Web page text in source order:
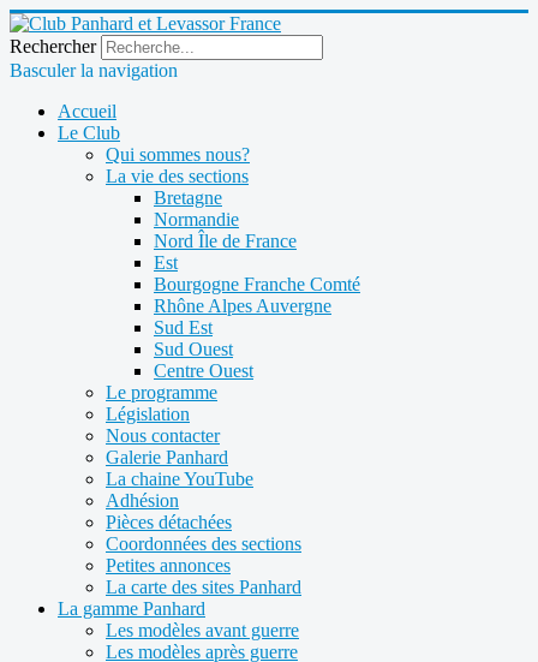
Rechercher
Basculer la navigation
Accueil
Le Club
Qui sommes nous?
La vie des sections
Bretagne
Normandie
Nord Île de France
Est
Bourgogne Franche Comté
Rhône Alpes Auvergne
Sud Est
Sud Ouest
Centre Ouest
Le programme
Législation
Nous contacter
Galerie Panhard
La chaine YouTube
Adhésion
Pièces détachées
Coordonnées des sections
Petites annonces
La carte des sites Panhard
La gamme Panhard
Les modèles avant guerre
Les modèles après guerre